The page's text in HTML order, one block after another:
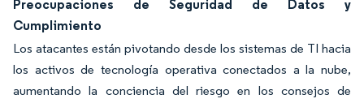
Preocupaciones de Seguridad de Datos y
Cumplimiento
Los atacantes están pivotando desde los sistemas de TI hacia
los activos de tecnología operativa conectados a la nube,
aumentando la conciencia del riesgo en los consejos de